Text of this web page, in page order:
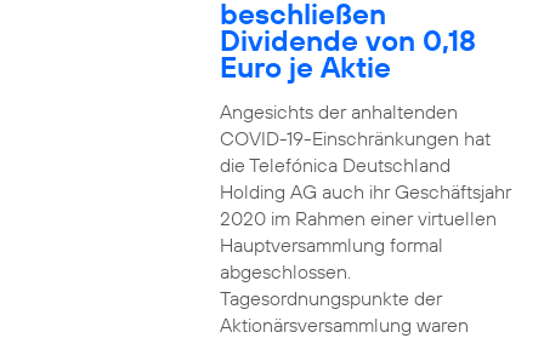
beschließen
Dividende von 0,18
Euro je Aktie
Angesichts der anhaltenden
COVID-19-Einschränkungen hat
die Telefónica Deutschland
Holding AG auch ihr Geschäftsjahr
2020 im Rahmen einer virtuellen
Hauptversammlung formal
abgeschlossen.
Tagesordnungspunkte der
Aktionärsversammlung waren